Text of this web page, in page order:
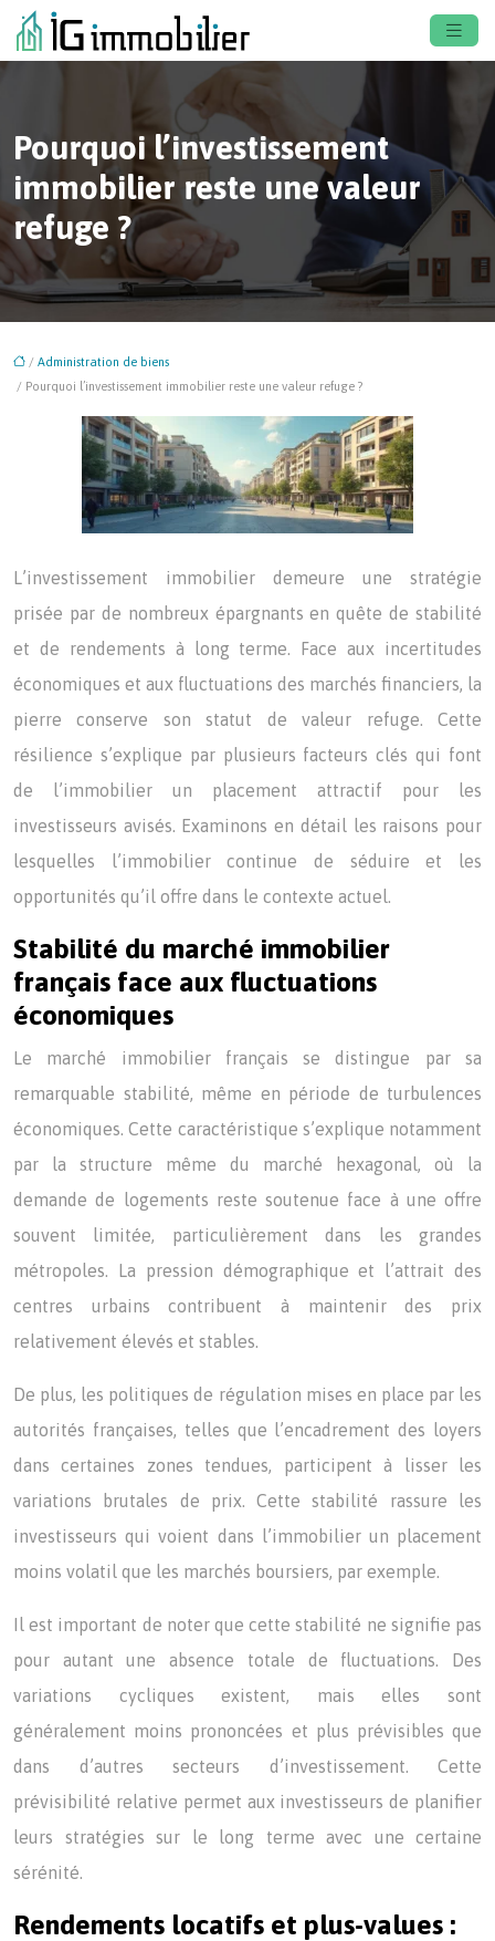
Pourquoi l’investissement
immobilier reste une valeur
refuge ?
/ Administration de biens
/ Pourquoi l’investissement immobilier reste une valeur refuge ?
L’investissement immobilier demeure une stratégie
prisée par de nombreux épargnants en quête de stabilité
et de rendements à long terme. Face aux incertitudes
économiques et aux fluctuations des marchés financiers, la
pierre conserve son statut de valeur refuge. Cette
résilience s’explique par plusieurs facteurs clés qui font
de l’immobilier un placement attractif pour les
investisseurs avisés. Examinons en détail les raisons pour
lesquelles l’immobilier continue de séduire et les
opportunités qu’il offre dans le contexte actuel.
Stabilité du marché immobilier
français face aux fluctuations
économiques
Le marché immobilier français se distingue par sa
remarquable stabilité, même en période de turbulences
économiques. Cette caractéristique s’explique notamment
par la structure même du marché hexagonal, où la
demande de logements reste soutenue face à une offre
souvent limitée, particulièrement dans les grandes
métropoles. La pression démographique et l’attrait des
centres urbains contribuent à maintenir des prix
relativement élevés et stables.
De plus, les politiques de régulation mises en place par les
autorités françaises, telles que l’encadrement des loyers
dans certaines zones tendues, participent à lisser les
variations brutales de prix. Cette stabilité rassure les
investisseurs qui voient dans l’immobilier un placement
moins volatil que les marchés boursiers, par exemple.
Il est important de noter que cette stabilité ne signifie pas
pour autant une absence totale de fluctuations. Des
variations cycliques existent, mais elles sont
généralement moins prononcées et plus prévisibles que
dans d’autres secteurs d’investissement. Cette
prévisibilité relative permet aux investisseurs de planifier
leurs stratégies sur le long terme avec une certaine
sérénité.
Rendements locatifs et plus-values :